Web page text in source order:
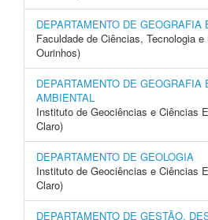
DEPARTAMENTO DE GEOGRAFIA
Faculdade de Ciências, Tecnologia
Ourinhos)
DEPARTAMENTO DE GEOGRAFIA
AMBIENTAL
Instituto de Geociências e Ciências
Claro)
DEPARTAMENTO DE GEOLOGIA
Instituto de Geociências e Ciências
Claro)
DEPARTAMENTO DE GESTÃO,